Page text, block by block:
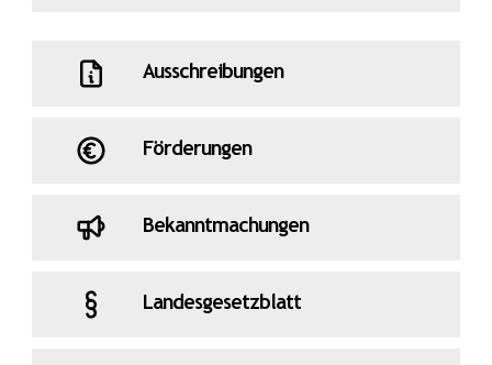
Ausschreibungen
Förderungen
Bekanntmachungen
Landesgesetzblatt